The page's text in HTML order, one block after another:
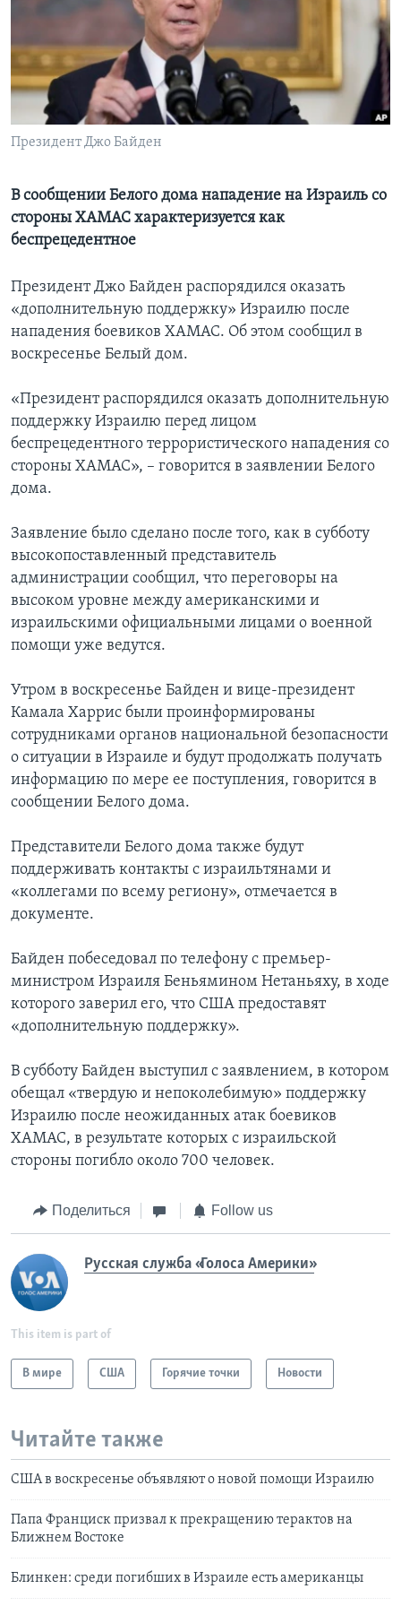
СОЦИАЛЬНЫЕ СЕТИ
Президент Джо Байден
В сообщении Белого дома нападение на Израиль со
стороны ХАМАС характеризуется как
беспрецедентное
Президент Джо Байден распорядился оказать
«дополнительную поддержку» Израилю после
нападения боевиков ХАМАС. Об этом сообщил в
воскресенье Белый дом.
«Президент распорядился оказать дополнительную
поддержку Израилю перед лицом
беспрецедентного террористического нападения со
стороны ХАМАС», – говорится в заявлении Белого
дома.
Заявление было сделано после того, как в субботу
высокопоставленный представитель
администрации сообщил, что переговоры на
высоком уровне между американскими и
израильскими официальными лицами о военной
помощи уже ведутся.
Утром в воскресенье Байден и вице-президент
Камала Харрис были проинформированы
сотрудниками органов национальной безопасности
о ситуации в Израиле и будут продолжать получать
информацию по мере ее поступления, говорится в
сообщении Белого дома.
Представители Белого дома также будут
поддерживать контакты с израильтянами и
«коллегами по всему региону», отмечается в
документе.
Байден побеседовал по телефону с премьер-
министром Израиля Беньямином Нетаньяху, в ходе
которого заверил его, что США предоставят
«дополнительную поддержку».
В субботу Байден выступил с заявлением, в котором
обещал «твердую и непоколебимую» поддержку
Израилю после неожиданных атак боевиков
ХАМАС, в результате которых с израильской
стороны погибло около 700 человек.
Поделиться Follow us
Русская служба «Голоса Америки»
This item is part of
В мире США Горячие точки Новости
Читайте также
США в воскресенье объявляют о новой помощи Израилю
Папа Франциск призвал к прекращению терактов на
Ближнем Востоке
Блинкен: среди погибших в Израиле есть американцы